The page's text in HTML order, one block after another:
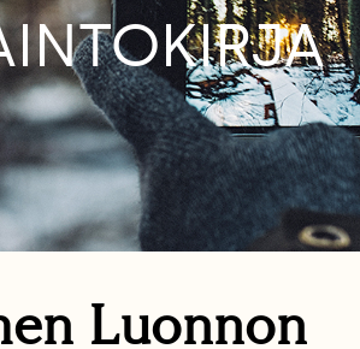
Luonnon